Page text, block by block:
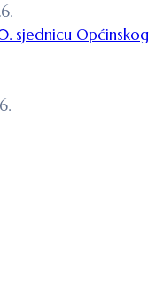
sjednicu Općinskog